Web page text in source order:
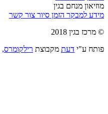
מוזיאון מנחם בגין
מידע למבקר הזמן סיור צור קשר
© מרכז בגין 2018
פותח ע"י דעת מקבוצת רילקומרס,